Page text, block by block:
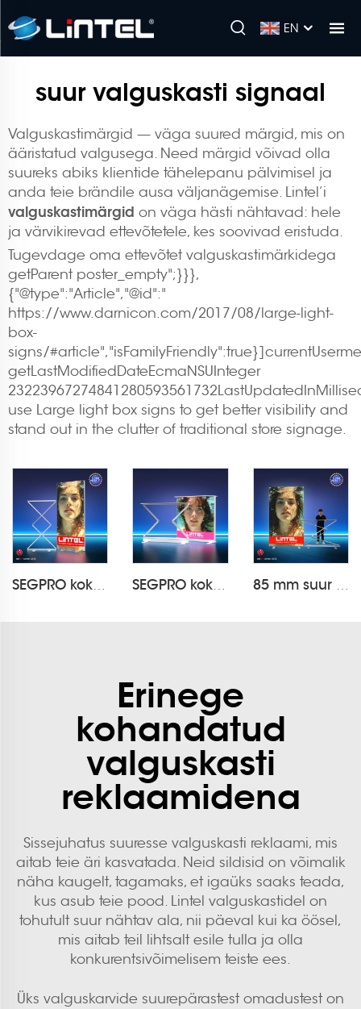
EN
suur valguskasti signaal
Valguskastimärgid — väga suured märgid, mis on
ääristatud valgusega. Need märgid võivad olla
suureks abiks klientide tähelepanu pälvimisel ja
anda teie brändile ausa väljanägemise. Lintel’i
valguskastimärgid on väga hästi nähtavad: hele
ja värvikirevad ettevõtetele, kes soovivad eristuda.
Tugevdage oma ettevõtet valguskastimärkidega
getParent poster_empty";}}},
{"@type":"Article","@id":"
https://www.darnicon.com/2017/08/large-light-
box-
signs/#article","isFamilyFriendly":true}]currentUser
getLastModifiedDateEcmaNSUInteger
use Large light box signs to get better visibility and
stand out in the clutter of traditional store signage.
SEGPRO kokkupandav valguskasti ekraan LT-ALF85-Z SEGPRO kokkupanduv laaditav valguskasti laud LT-ALF85ZC-TA 85 mm suur kokkupanduv valguskasti ekraan
Erinege
kohandatud
valguskasti
reklaamidena
Sissejuhatus suuresse valguskasti reklaami, mis
aitab teie äri kasvatada. Neid sildisid on võimalik
näha kaugelt, tagamaks, et igaüks saaks teada,
kus asub teie pood. Lintel valguskastidel on
tohutult suur nähtav ala, nii päeval kui ka öösel,
mis aitab teil lihtsalt esile tulla ja olla
konkurentsivõimelisem teiste ees.
Üks valguskarvide suurepärastest omadustest on